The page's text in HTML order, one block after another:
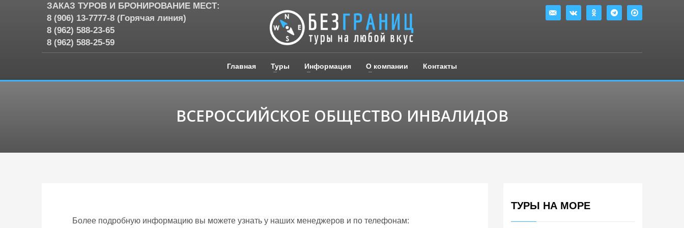
ЗАКАЗ ТУРОВ И БРОНИРОВАНИЕ МЕСТ:
8 (906) 13-7777-8 (Горячая линия)
8 (962) 588-23-65
8 (962) 588-25-59
Главная Туры Информация О компании Контакты
ВСЕРОССИЙСКОЕ ОБЩЕСТВО ИНВАЛИДОВ
Более подробную информацию вы можете узнать у наших менеджеров и по телефонам:
ТУРЫ НА МОРЕ